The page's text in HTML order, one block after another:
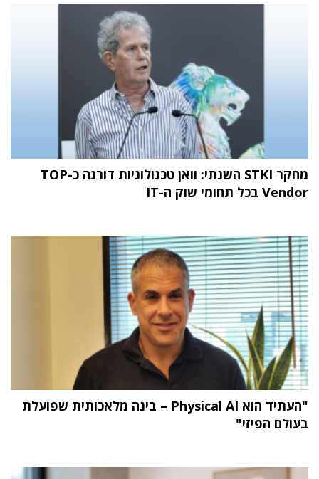
מחקר STKI השנתי: וואן טכנולוגיות דורגה כ-TOP
Vendor בכל תחומי שוק ה-IT
"העתיד הוא Physical AI – בינה מלאכותית שפועלת
בעולם הפיזי"